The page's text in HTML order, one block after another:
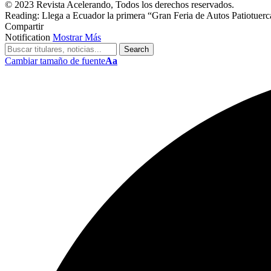
© 2023 Revista Acelerando, Todos los derechos reservados.
Reading: Llega a Ecuador la primera “Gran Feria de Autos
Compartir
Notification Mostrar Más
Cambiar tamaño de fuenteAa